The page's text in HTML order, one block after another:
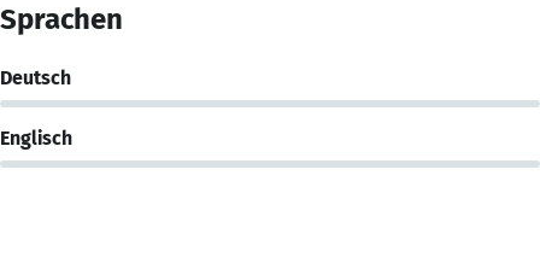
Sprachen
Deutsch
Englisch